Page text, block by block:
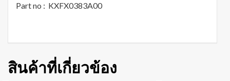
Part no : KXFX0383A00
สินค้าที่เกี่ยวข้อง